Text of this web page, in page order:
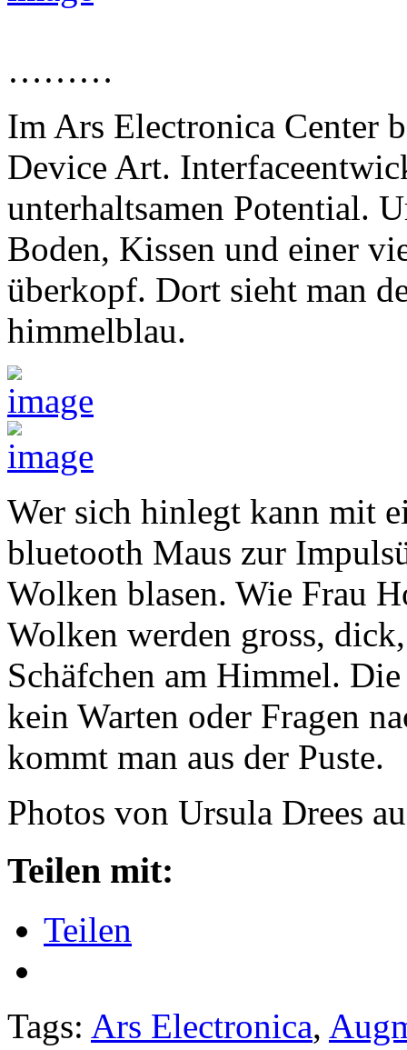
………
Im Ars Electronica Center
Device Art.
unterhaltsamen Potential.
Boden, Kissen und einer
überkopf. Dort sieht man
himmelblau.
Wer sich hinlegt kann mit
bluetooth Maus zur
Wolken blasen. Wie Frau
Wolken werden gross,
Schäfchen am Himmel.
kein Warten oder Fragen
kommt man aus der Puste.
Photos von Ursula Drees
Teilen mit:
Teilen
Tags: Ars Electronica,